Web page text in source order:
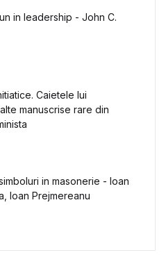
in leadership - John C.
Caietele lui
manuscrise rare din
in masonerie - Ioan
Ioan Prejmereanu